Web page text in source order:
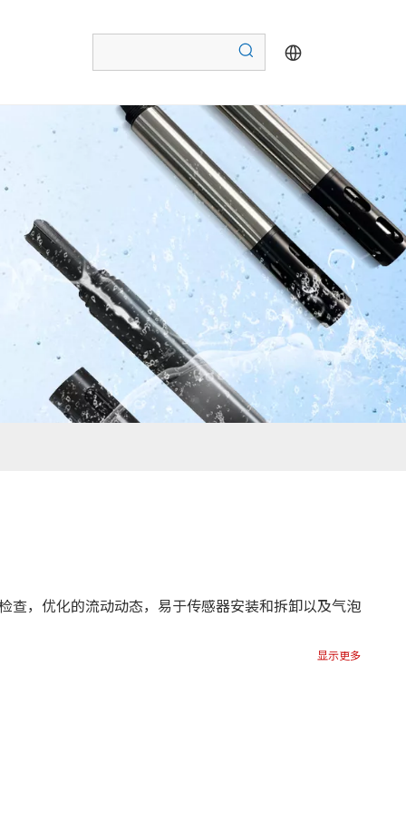
查，优化的流动动态，易于传感器安装和拆卸以及气泡
显示更多